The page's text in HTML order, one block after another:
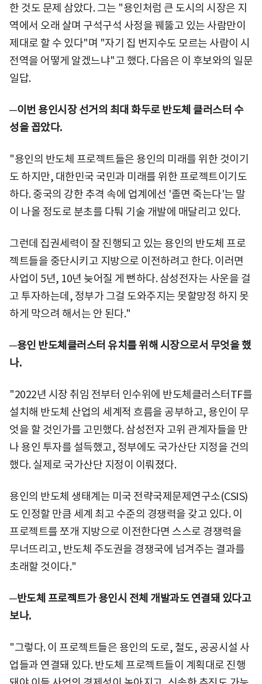
한 것도 문제 삼았다. 그는 "용인처럼 큰 도시의 시장은 지
역에서 오래 살며 구석구석 사정을 꿰뚫고 있는 사람만이
제대로 할 수 있다"며 "자기 집 번지수도 모르는 사람이 시
전역을 어떻게 알겠느냐"고 했다. 다음은 이 후보와의 일문
일답.
─이번 용인시장 선거의 최대 화두로 반도체 클러스터 수
성을 꼽았다.
"용인의 반도체 프로젝트들은 용인의 미래를 위한 것이기
도 하지만, 대한민국 국민과 미래를 위한 프로젝트이기도
하다. 중국의 강한 추격 속에 업계에선 '졸면 죽는다'는 말
이 나올 정도로 분초를 다퉈 기술 개발에 매달리고 있다.
그런데 집권세력이 잘 진행되고 있는 용인의 반도체 프로
젝트들을 중단시키고 지방으로 이전하려고 한다. 이러면
사업이 5년, 10년 늦어질 게 뻔하다. 삼성전자는 사운을 걸
고 투자하는데, 정부가 그걸 도와주지는 못할망정 하지 못
하게 막으려 해서는 안 된다."
─용인 반도체클러스터 유치를 위해 시장으로서 무엇을 했
나.
"2022년 시장 취임 전부터 인수위에 반도체클러스터TF를
설치해 반도체 산업의 세계적 흐름을 공부하고, 용인이 무
엇을 할 것인가를 고민했다. 삼성전자 고위 관계자들을 만
나 용인 투자를 설득했고, 정부에도 국가산단 지정을 건의
했다. 실제로 국가산단 지정이 이뤄졌다.
용인의 반도체 생태계는 미국 전략국제문제연구소(CSIS)
도 인정할 만큼 세계 최고 수준의 경쟁력을 갖고 있다. 이
프로젝트를 쪼개 지방으로 이전한다면 스스로 경쟁력을
무너뜨리고, 반도체 주도권을 경쟁국에 넘겨주는 결과를
초래할 것이다."
─반도체 프로젝트가 용인시 전체 개발과도 연결돼 있다고
보나.
"그렇다. 이 프로젝트들은 용인의 도로, 철도, 공공시설 사
업들과 연결돼 있다. 반도체 프로젝트들이 계획대로 진행